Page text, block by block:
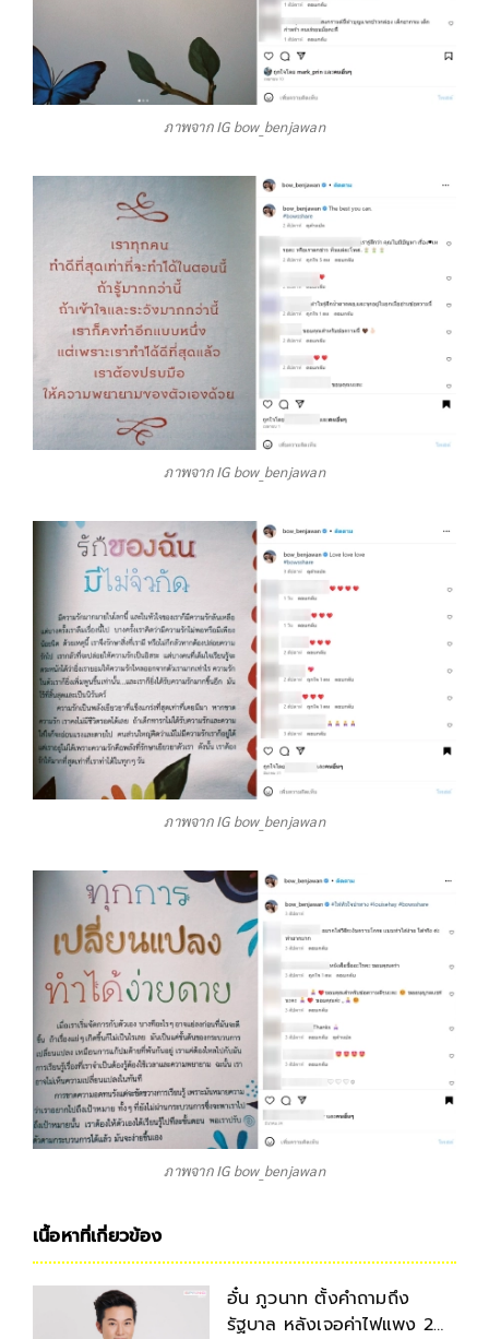
ภาพจาก IG bow_benjawan
ภาพจาก IG bow_benjawan
ภาพจาก IG bow_benjawan
ภาพจาก IG bow_benjawan
เนื้อหาที่เกี่ยวข้อง
อั๋น ภูวนาท ตั้งคำถามถึง
รัฐบาล หลังเจอค่าไฟแพง 2